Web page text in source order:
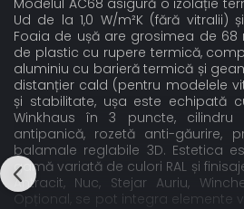
Modelul AC68 asigură o izolație
Ud de la 1,0 W/m²K (fără vitralii)
Foaia de ușă are grosimea de 68
de plastic cu rupere termică,
aluminiu cu barieră termică și
distanțier cald (pentru modelele
și stabilitate, ușa este echipată
Winkhaus în 3 puncte,
antipanică, rozetă anti-găurire,
balamale reglabile 3D. Estetica
gamă variată de culori RAL și
Antracit, Nuc, Stejar Auriu,
Opțional, se pot integra elemente